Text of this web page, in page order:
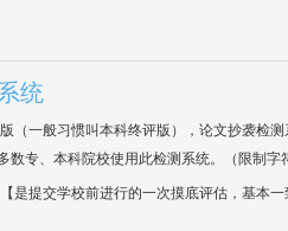
统
（一般习惯叫本科终评版），论文抄袭检
数专、本科院校使用此检测系统。（限制字
是提交学校前进行的一次摸底评估，基本一